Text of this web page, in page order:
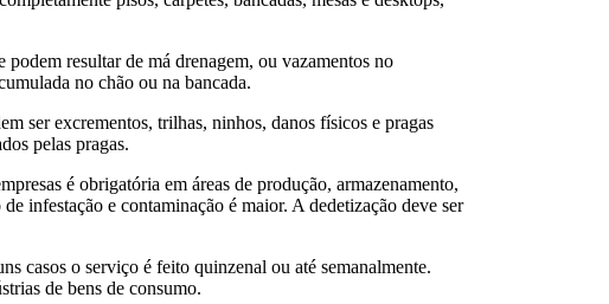
resultar de má drenagem, ou vazamentos no
no chão ou na bancada.
ser excrementos, trilhas, ninhos, danos físicos e pragas
pelas pragas.
é obrigatória em áreas de produção, armazenamento,
infestação e contaminação é maior. A dedetização deve ser
casos o serviço é feito quinzenal ou até semanalmente.
de bens de consumo.